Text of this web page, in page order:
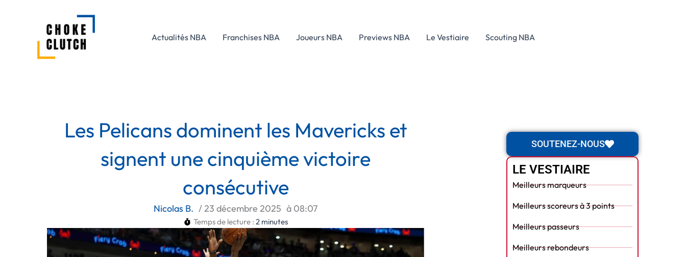
Actualités NBA Franchises NBA Joueurs NBA Previews NBA Le Vestiaire Scouting NBA
Les Pelicans dominent les Mavericks et
signent une cinquième victoire
consécutive
Nicolas B. /23 décembre 2025 à 08:07
Temps de lecture : 2minutes
SOUTENEZ-NOUS
LE VESTIAIRE
Meilleurs marqueurs
Meilleurs scoreurs à 3 points
Meilleurs passeurs
Meilleurs rebondeurs